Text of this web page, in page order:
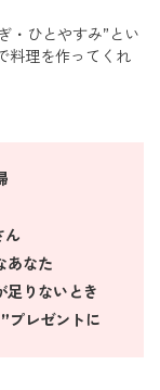
・ひとやすみ”とい
料理を作ってくれ
ん
あなた
足りないとき
プレゼントに